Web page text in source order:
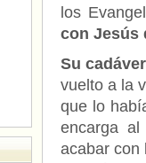
los
con Jesús
Su
vuelto a la
que lo
encarga
acabar